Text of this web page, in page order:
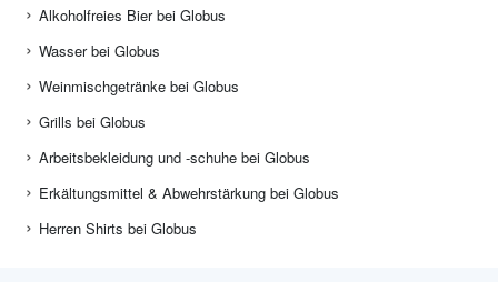
Alkoholfreies Bier bei Globus
Wasser bei Globus
Weinmischgetränke bei Globus
Grills bei Globus
Arbeitsbekleidung und -schuhe bei Globus
Erkältungsmittel & Abwehrstärkung bei Globus
Herren Shirts bei Globus